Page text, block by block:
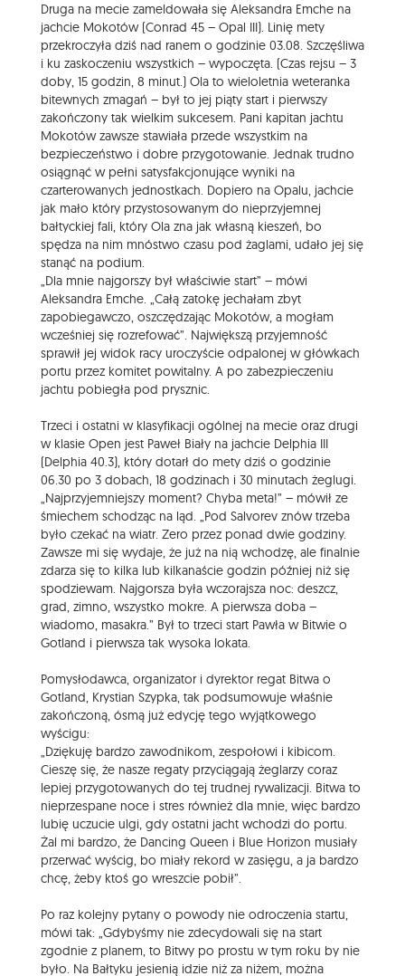
Druga na mecie zameldowała się Aleksandra Emche na
jachcie Mokotów (Conrad 45 – Opal III). Linię mety
przekroczyła dziś nad ranem o godzinie 03.08. Szczęśliwa
i ku zaskoczeniu wszystkich – wypoczęta. (Czas rejsu – 3
doby, 15 godzin, 8 minut.) Ola to wieloletnia weteranka
bitewnych zmagań – był to jej piąty start i pierwszy
zakończony tak wielkim sukcesem. Pani kapitan jachtu
Mokotów zawsze stawiała przede wszystkim na
bezpieczeństwo i dobre przygotowanie. Jednak trudno
osiągnąć w pełni satysfakcjonujące wyniki na
czarterowanych jednostkach. Dopiero na Opalu, jachcie
jak mało który przystosowanym do nieprzyjemnej
bałtyckiej fali, który Ola zna jak własną kieszeń, bo
spędza na nim mnóstwo czasu pod żaglami, udało jej się
stanąć na podium.
„Dla mnie najgorszy był właściwie start” – mówi
Aleksandra Emche. „Całą zatokę jechałam zbyt
zapobiegawczo, oszczędzając Mokotów, a mogłam
wcześniej się rozrefować”. Największą przyjemność
sprawił jej widok racy uroczyście odpalonej w główkach
portu przez komitet powitalny. A po zabezpieczeniu
jachtu pobiegła pod prysznic.
Trzeci i ostatni w klasyfikacji ogólnej na mecie oraz drugi
w klasie Open jest Paweł Biały na jachcie Delphia III
(Delphia 40.3), który dotarł do mety dziś o godzinie
06.30 po 3 dobach, 18 godzinach i 30 minutach żeglugi.
„Najprzyjemniejszy moment? Chyba meta!” – mówił ze
śmiechem schodząc na ląd. „Pod Salvorev znów trzeba
było czekać na wiatr. Zero przez ponad dwie godziny.
Zawsze mi się wydaje, że już na nią wchodzę, ale finalnie
zdarza się to kilka lub kilkanaście godzin później niż się
spodziewam. Najgorsza była wczorajsza noc: deszcz,
grad, zimno, wszystko mokre. A pierwsza doba –
wiadomo, masakra.” Był to trzeci start Pawła w Bitwie o
Gotland i pierwsza tak wysoka lokata.
Pomysłodawca, organizator i dyrektor regat Bitwa o
Gotland, Krystian Szypka, tak podsumowuje właśnie
zakończoną, ósmą już edycję tego wyjątkowego
wyścigu:
„Dziękuję bardzo zawodnikom, zespołowi i kibicom.
Cieszę się, że nasze regaty przyciągają żeglarzy coraz
lepiej przygotowanych do tej trudnej rywalizacji. Bitwa to
nieprzespane noce i stres również dla mnie, więc bardzo
lubię uczucie ulgi, gdy ostatni jacht wchodzi do portu.
Żal mi bardzo, że Dancing Queen i Blue Horizon musiały
przerwać wyścig, bo miały rekord w zasięgu, a ja bardzo
chcę, żeby ktoś go wreszcie pobił”.
Po raz kolejny pytany o powody nie odroczenia startu,
mówi tak: „Gdybyśmy nie zdecydowali się na start
zgodnie z planem, to Bitwy po prostu w tym roku by nie
było. Na Bałtyku jesienią idzie niż za niżem, można